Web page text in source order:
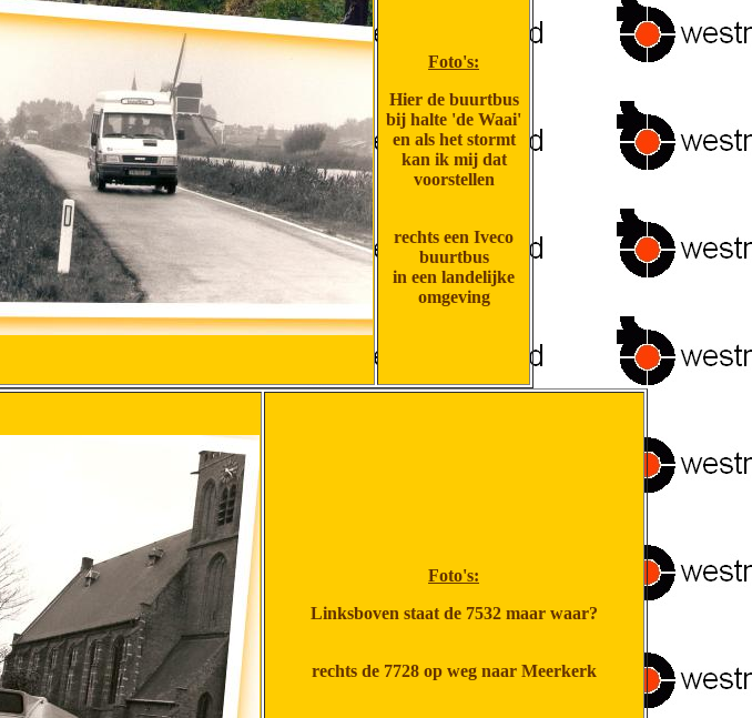
Foto's:
Hier de buurtbus
bij halte 'de Waai'
en als het stormt
kan ik mij dat
voorstellen
rechts een Iveco
buurtbus
in een landelijke
omgeving
Foto's:
Linksboven staat de 7532 maar waar?
rechts de 7728 op weg naar Meerkerk